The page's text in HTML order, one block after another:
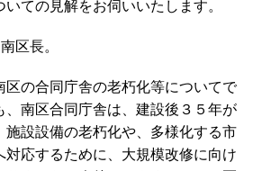
ての見解をお伺いいたします。
区長。
の合同庁舎の老朽化等についてで
、南区合同庁舎は、建設後３５年が
施設設備の老朽化や、多様化する市
対応するために、大規模改修に向け